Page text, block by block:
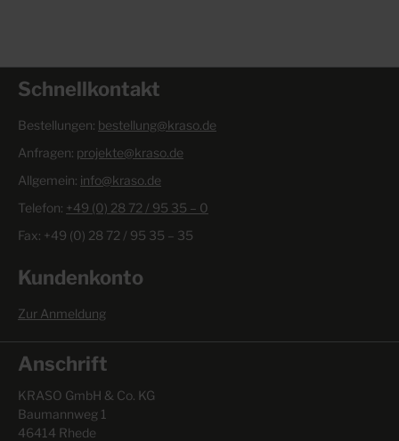
Schnellkontakt
Bestellungen: bestellung@kraso.de
Anfragen: projekte@kraso.de
Allgemein: info@kraso.de
Telefon: +49 (0) 28 72 / 95 35 – 0
Fax: +49 (0) 28 72 / 95 35 – 35
Kundenkonto
Zur Anmeldung
Anschrift
KRASO GmbH & Co. KG
Baumannweg 1
46414 Rhede